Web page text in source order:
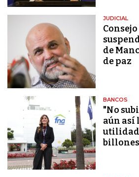
JUDICIAL
de
de paz
BANCOS
"No
aún así
billones